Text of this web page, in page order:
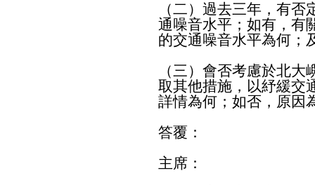
（二）過去三年，有
通噪音水平；如有，有
的交通噪音水平為何；
（三）會否考慮於北
取其他措施，以紓緩交
詳情為何；如否，原因
答覆：
主席：